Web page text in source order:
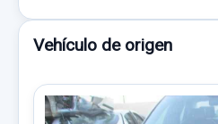
Vehículo de origen